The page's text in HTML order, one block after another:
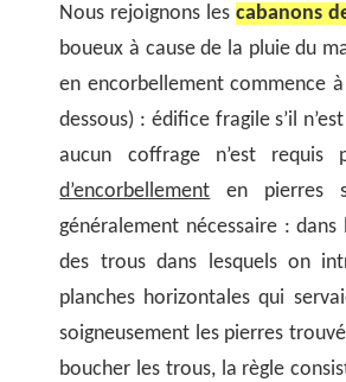
Nous rejoignons les cabanons
boueux à cause de la pluie du
en encorbellement commence à
dessous) : édifice fragile s’il
aucun coffrage n’est requis
d’encorbellement en pierres
généralement nécessaire :
des trous dans lesquels on
planches horizontales qui
soigneusement les pierres
boucher les trous, la règle